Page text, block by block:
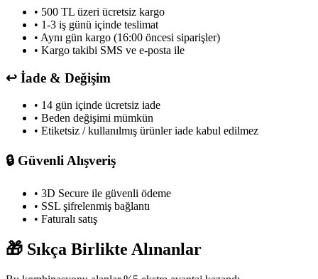
• 500 TL üzeri ücretsiz kargo
• 1-3 iş günü içinde teslimat
• Aynı gün kargo (16:00 öncesi siparişler)
• Kargo takibi SMS ve e-posta ile
↩️ İade & Değişim
• 14 gün içinde ücretsiz iade
• Beden değişimi mümkün
• Etiketsiz / kullanılmış ürünler iade kabul edilmez
🔒 Güvenli Alışveriş
• 3D Secure ile güvenli ödeme
• SSL şifrelenmiş bağlantı
• Faturalı satış
🎁 Sıkça Birlikte Alınanlar